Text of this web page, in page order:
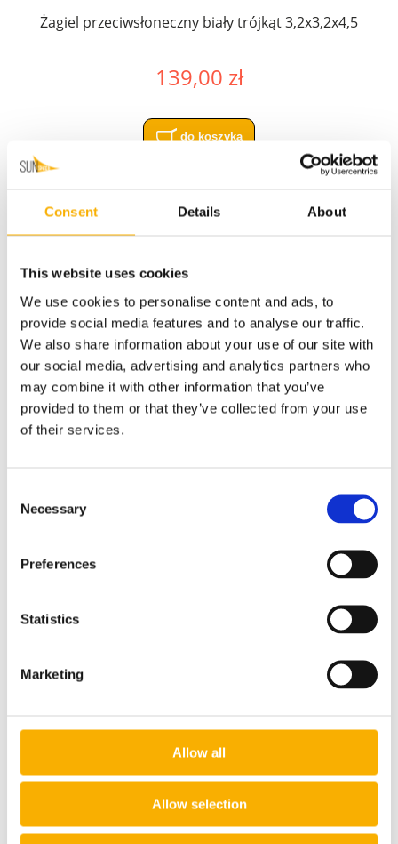
Consent Details About
This website uses cookies
We use cookies to personalise content and ads, to
provide social media features and to analyse our traffic.
We also share information about your use of our site with
our social media, advertising and analytics partners who
may combine it with other information that you’ve
provided to them or that they’ve collected from your use
of their services.
Selection
Necessary
Preferences
Statistics
Marketing
Allow all
Allow selection
Żagiel przeciwsłoneczny biały trójkąt 3,2x3,2x4,5
139,00 zł
do koszyka